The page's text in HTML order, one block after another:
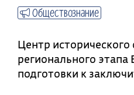
Обществознание
Центр
регионального
подготовки к